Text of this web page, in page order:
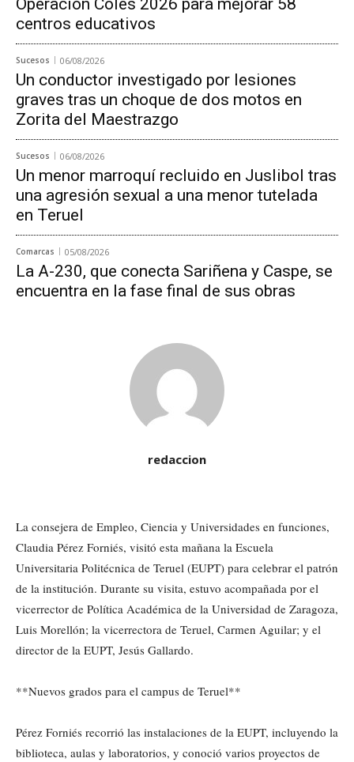
Operación Coles 2026 para mejorar 58
centros educativos
Sucesos 06/08/2026
Un conductor investigado por lesiones
graves tras un choque de dos motos en
Zorita del Maestrazgo
Sucesos 06/08/2026
Un menor marroquí recluido en Juslibol tras
una agresión sexual a una menor tutelada
en Teruel
Comarcas 05/08/2026
La A-230, que conecta Sariñena y Caspe, se
encuentra en la fase final de sus obras
redaccion
La consejera de Empleo, Ciencia y Universidades en funciones,
Claudia Pérez Forniés, visitó esta mañana la Escuela
Universitaria Politécnica de Teruel (EUPT) para celebrar el patrón
de la institución. Durante su visita, estuvo acompañada por el
vicerrector de Política Académica de la Universidad de Zaragoza,
Luis Morellón; la vicerrectora de Teruel, Carmen Aguilar; y el
director de la EUPT, Jesús Gallardo.
**Nuevos grados para el campus de Teruel**
Pérez Forniés recorrió las instalaciones de la EUPT, incluyendo la
biblioteca, aulas y laboratorios, y conoció varios proyectos de